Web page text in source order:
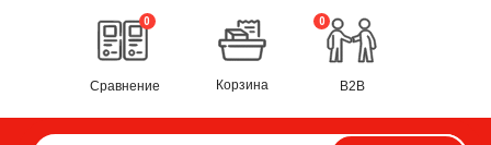
0
Сравнение
0
Корзина B2B